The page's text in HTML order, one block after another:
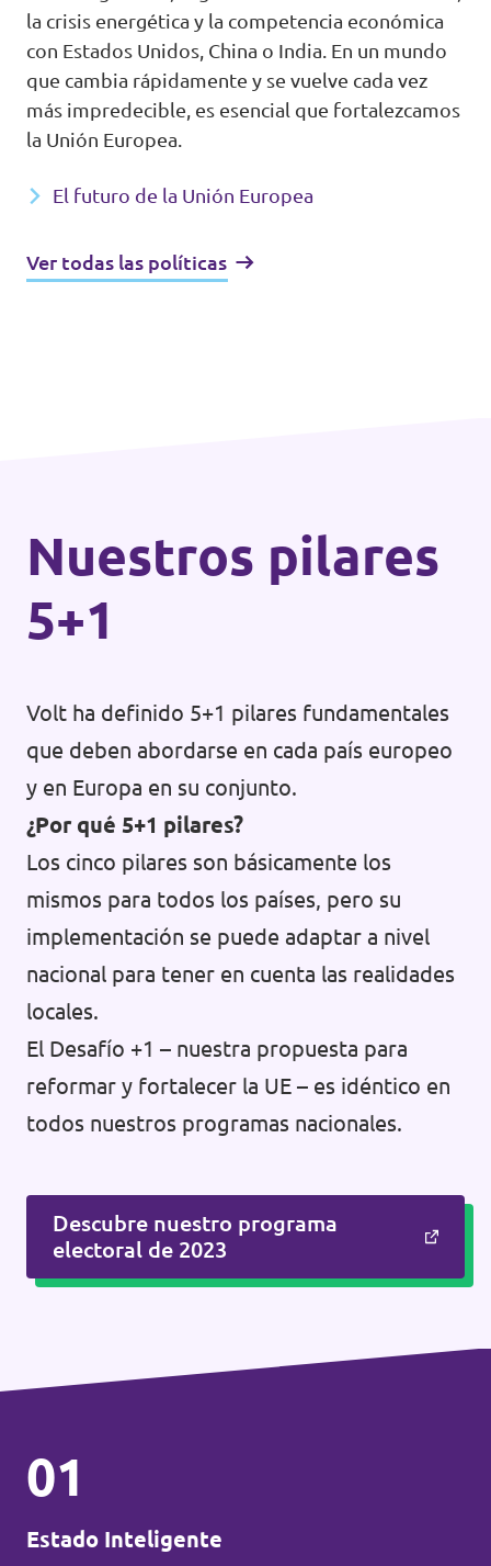
la crisis energética y la competencia económica
con Estados Unidos, China o India. En un mundo
que cambia rápidamente y se vuelve cada vez
más impredecible, es esencial que fortalezcamos
la Unión Europea.
El futuro de la Unión Europea
Ver todas las políticas
Nuestros pilares
5+1
Volt ha definido 5+1 pilares fundamentales
que deben abordarse en cada país europeo
y en Europa en su conjunto.
¿Por qué 5+1 pilares?
Los cinco pilares son básicamente los
mismos para todos los países, pero su
implementación se puede adaptar a nivel
nacional para tener en cuenta las realidades
locales.
El Desafío +1 – nuestra propuesta para
reformar y fortalecer la UE – es idéntico en
todos nuestros programas nacionales.
Descubre nuestro programa
electoral de 2023
01
Estado Inteligente